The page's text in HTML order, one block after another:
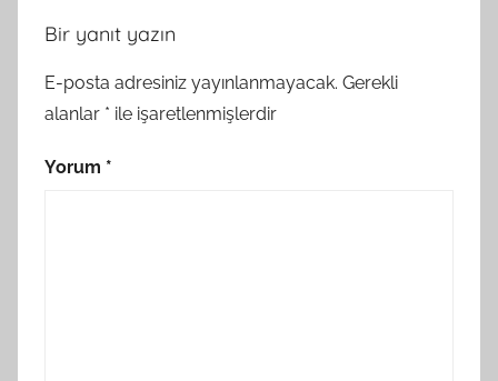
Bir yanıt yazın
E-posta adresiniz yayınlanmayacak. Gerekli
alanlar * ile işaretlenmişlerdir
Yorum *